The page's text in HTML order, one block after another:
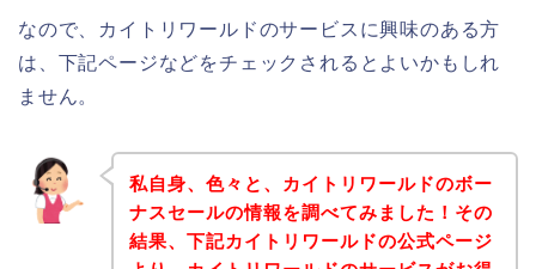
なので、カイトリワールドのサービスに興味のある方
は、下記ページなどをチェックされるとよいかもしれ
ません。
私自身、色々と、カイトリワールドのボー
ナスセールの情報を調べてみました！その
結果、下記カイトリワールドの公式ページ